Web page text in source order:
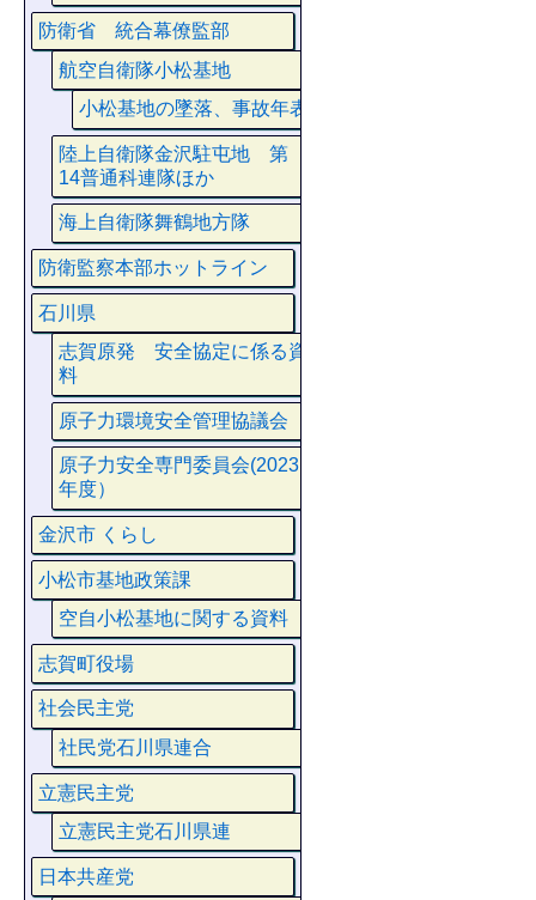
防衛省 統合幕僚監部
航空自衛隊小松基地
小松基地の墜落、事故年表
陸上自衛隊金沢駐屯地 第
14普通科連隊ほか
海上自衛隊舞鶴地方隊
防衛監察本部ホットライン
石川県
志賀原発 安全協定に係る資
料
原子力環境安全管理協議会
原子力安全専門委員会(2023
年度）
金沢市 くらし
小松市基地政策課
空自小松基地に関する資料
志賀町役場
社会民主党
社民党石川県連合
立憲民主党
立憲民主党石川県連
日本共産党